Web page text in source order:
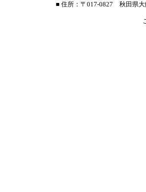
■ 住所：〒017-0827 秋田県